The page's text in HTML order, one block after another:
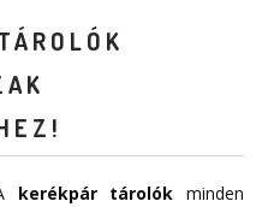
kerékpár tárolók minden